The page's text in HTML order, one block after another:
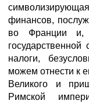
финансов,
во Франции и,
налоги,
можем отнести к
Великого и
Римской